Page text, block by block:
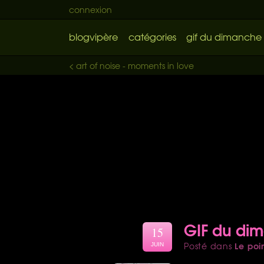
connexion
blogvipère catégories gif du dimanche
< art of noise - moments in love
GIF du
Posté dans Le
15
JUIN